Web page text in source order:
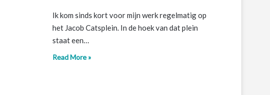
Ik kom sinds kort voor mijn werk regelmatig op
het Jacob Catsplein. In de hoek van dat plein
staat een…
Read More »